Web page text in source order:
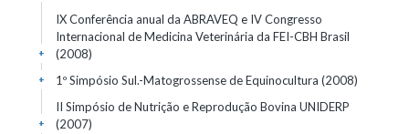
IX Conferência anual da ABRAVEQ e IV Congresso
Internacional de Medicina Veterinária da FEI-CBH Brasil
(2008)
+
1º Simpósio Sul.-Matogrossense de Equinocultura (2008)
+
II Simpósio de Nutrição e Reprodução Bovina UNIDERP
(2007)
+